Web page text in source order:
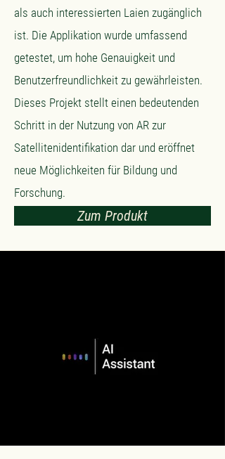
als auch interessierten Laien zugänglich
ist. Die Applikation wurde umfassend
getestet, um hohe Genauigkeit und
Benutzerfreundlichkeit zu gewährleisten.
Dieses Projekt stellt einen bedeutenden
Schritt in der Nutzung von AR zur
Satellitenidentifikation dar und eröffnet
neue Möglichkeiten für Bildung und
Forschung.
Zum Produkt